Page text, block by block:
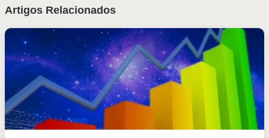
Artigos Relacionados